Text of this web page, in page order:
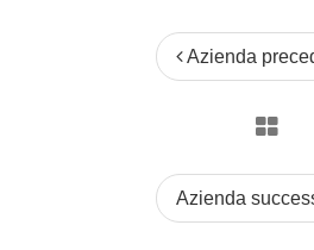
Azienda
Azienda